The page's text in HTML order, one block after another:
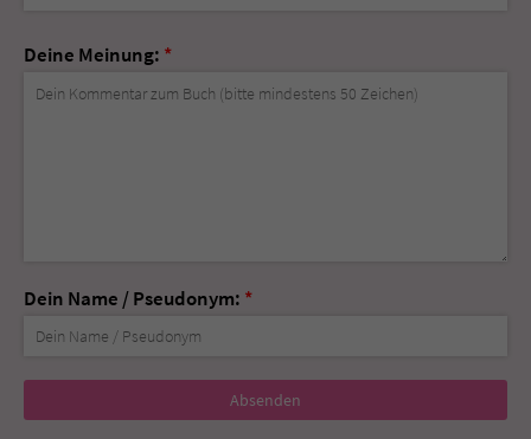
Deine Meinung: *
Dein Name / Pseudonym: *
Nicht
ausfüllen!